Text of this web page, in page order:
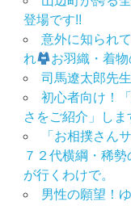
登場です!!
意外に知られ
れ
お羽織・着
司馬遼太郎先
初心者向け！
さをご紹介」しま
「お相撲さん
７２代横綱・稀
が行くわけで。
男性の願望！